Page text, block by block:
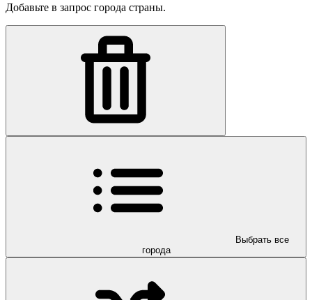
Добавьте в запрос города страны.
Выбрать все
города